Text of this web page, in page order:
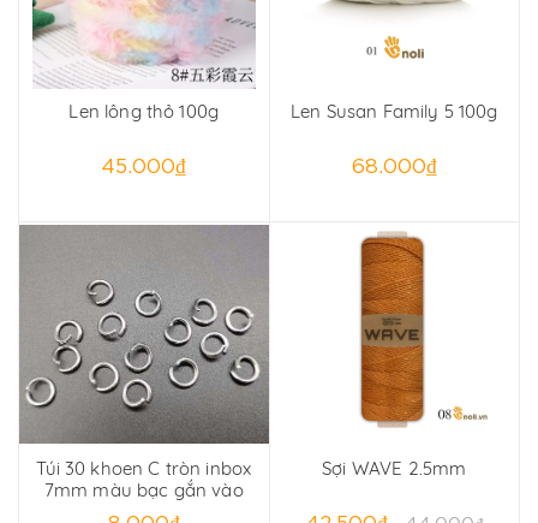
Len lông thỏ 100g
45.000₫
Len Susan Family 5 100g
68.000₫
Túi 30 khoen C tròn inbox
7mm màu bạc gắn vào
móc khoá
Sợi WAVE 2.5mm